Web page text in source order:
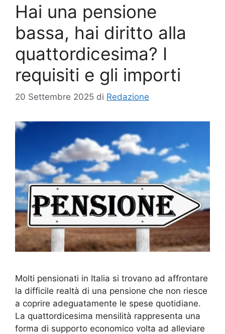
Hai una pensione
bassa, hai diritto alla
quattordicesima? I
requisiti e gli importi
20 Settembre 2025 di Redazione
Molti pensionati in Italia si trovano ad affrontare
la difficile realtà di una pensione che non riesce
a coprire adeguatamente le spese quotidiane.
La quattordicesima mensilità rappresenta una
forma di supporto economico volta ad alleviare